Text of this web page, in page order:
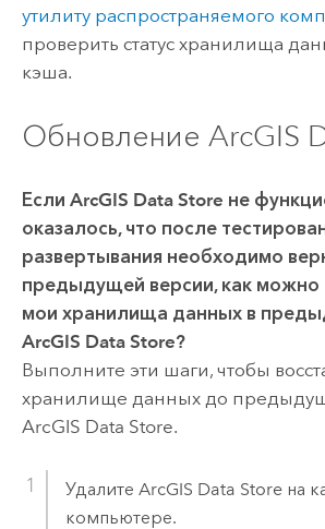
утилиту распространяемого
проверить статус хранилища
кэша.
Обновление ArcGIS
Если ArcGIS Data Store не
оказалось, что после
развертывания необходимо
предыдущей версии, как можно
мои хранилища данных в
ArcGIS Data Store?
Выполните эти шаги, чтобы
хранилище данных до
ArcGIS Data Store.
Удалите ArcGIS Data Storeна
компьютере.